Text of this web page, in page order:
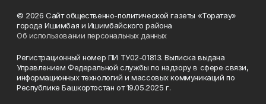
© 2026 Сайт общественно-политической газеты «Торатау»
города Ишимбая и Ишимбайского района
Об использовании персональных данных
Регистрационный номер ПИ ТУ02-01813. Выписка выдана
Управлением Федеральной службы по надзору в сфере связи,
информационных технологий и массовых коммуникаций по
Республике Башкортостан от 19.05.2025 г.